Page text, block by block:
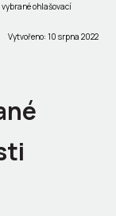
ohlašovací
Vytvořeno: 10 srpna 2022